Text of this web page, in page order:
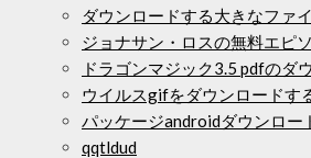
ダウンロードする大きなファ
ジョナサン・ロスの無料エピ
ドラゴンマジック3.5 pdfのダ
ウイルスgifをダウンロードす
パッケージandroidダウンロー
qqtldud